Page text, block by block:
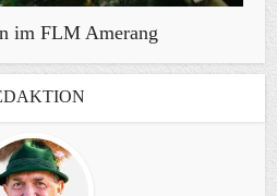
im FLM Amerang